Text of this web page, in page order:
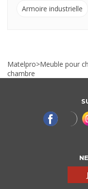
Armoire industrielle
Matelpro>Meuble pour
chambre